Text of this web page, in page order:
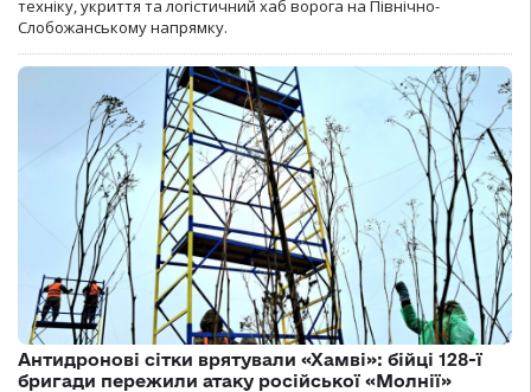
техніку, укриття та логістичний хаб ворога на Північно-
Слобожанському напрямку.
Антидронові сітки врятували «Хамві»: бійці 128-ї
бригади пережили атаку російської «Молнії»